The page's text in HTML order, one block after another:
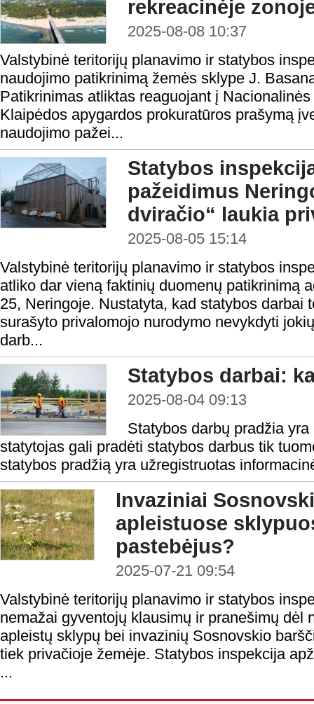
rekreacinėje
2025-08-08 10:37
Valstybinė teritorijų planavimo ir statybos
naudojimo patikrinimą žemės sklype J.
Patikrinimas atliktas reaguojant į
Klaipėdos apygardos prokuratūros prašymą
naudojimo pažei...
Statybos
pažeidimus
dviračio“ laukia
2025-08-05 15:14
Valstybinė teritorijų planavimo ir statybos
atliko dar vieną faktinių duomenų patikrinimą
25, Neringoje. Nustatyta, kad statybos darbai
surašyto privalomojo nurodymo nevykdyti
darb...
Statybos darbai:
2025-08-04 09:13
Statybos darbų pradžia
statytojas gali pradėti statybos darbus tik
statybos pradžią yra užregistruotas
Invaziniai
apleistuose
pastebėjus?
2025-07-21 09:54
Valstybinė teritorijų planavimo ir statybos
nemažai gyventojų klausimų ir pranešimų dėl
apleistų sklypų bei invazinių Sosnovskio
tiek privačioje žemėje. Statybos inspekcija
...